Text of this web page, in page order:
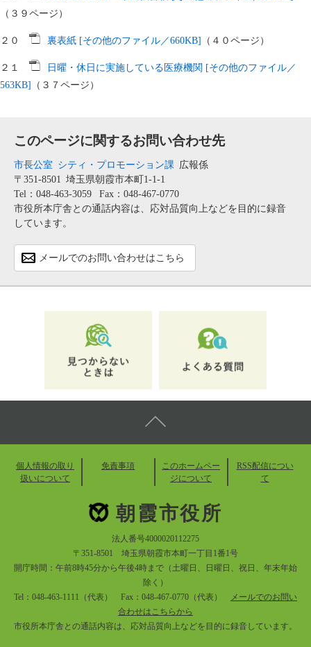
（３９ページ）
２０ 裏表紙 [その他のファイル／660KB] （４０ページ）
２１
日曜・休日に実施している医療機関 [その他のファイル／
563KB]
（３７ページ）
このページに関するお問い合わせ先
市長公室 シティ・プロモーション課 広報係
〒351-8501 埼玉県朝霞市本町1-1-1
Tel：048-463-3059
Fax：048-467-0770
市役所本庁舎との通話内容は、応対品質向上などを目的に録音
しています。
メールでのお問い合わせはこちら
個人情報の取り
扱いについて
免責事項
このホームペー
ジについて
RSS配信につい
て
朝霞市役所
法人番号4000020112275
〒351-8501 埼玉県朝霞市本町一丁目1番1号
開庁時間：午前8時45分から午後4時まで（土曜日、日曜日、祝日、年末年始
除く）
Tel：048-463-1111（代表） Fax：048-467-0770（代表）
メールでのお問い
合わせはこちらから
市役所本庁舎との通話内容は、応対品質向上などを目的に録音しています。